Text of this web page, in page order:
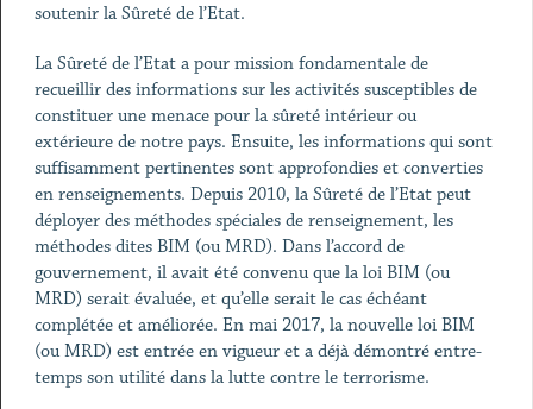
soutenir la Sûreté de l’Etat.
La Sûreté de l’Etat a pour mission fondamentale de
recueillir des informations sur les activités susceptibles de
constituer une menace pour la sûreté intérieur ou
extérieure de notre pays. Ensuite, les informations qui sont
suffisamment pertinentes sont approfondies et converties
en renseignements. Depuis 2010, la Sûreté de l’Etat peut
déployer des méthodes spéciales de renseignement, les
méthodes dites BIM (ou MRD). Dans l’accord de
gouvernement, il avait été convenu que la loi BIM (ou
MRD) serait évaluée, et qu’elle serait le cas échéant
complétée et améliorée. En mai 2017, la nouvelle loi BIM
(ou MRD) est entrée en vigueur et a déjà démontré entre-
temps son utilité dans la lutte contre le terrorisme.